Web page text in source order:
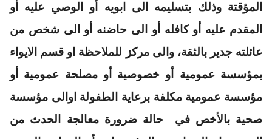
المؤقتة وذلك بتسليمه الى ابويه أو الوصي عليه أو
المقدم عليه أو كافله أو الى حاضنه أو الى شخص من
عائلته جدير بالثقة، والى مركز للملاحظة او قسم الايواء
بمؤسسة عمومية أو خصوصية أو مصلحة عمومية أو
مؤسسة عمومية مكلفة برعاية الطفولة اوالى مؤسسة
صحية بالأخص في حالة ضرورة معالجة الحدث من